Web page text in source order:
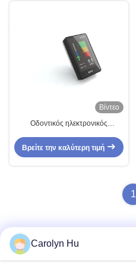
Βίντεο
Οδοντικός ηλεκτρονικός
μετρητής καναλιών ρίζας
Βρείτε την καλύτερη τιμή
1
Carolyn Hu